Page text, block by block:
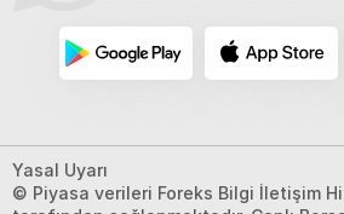
Yasal Uyarı
© Piyasa verileri Foreks Bilgi İletişim